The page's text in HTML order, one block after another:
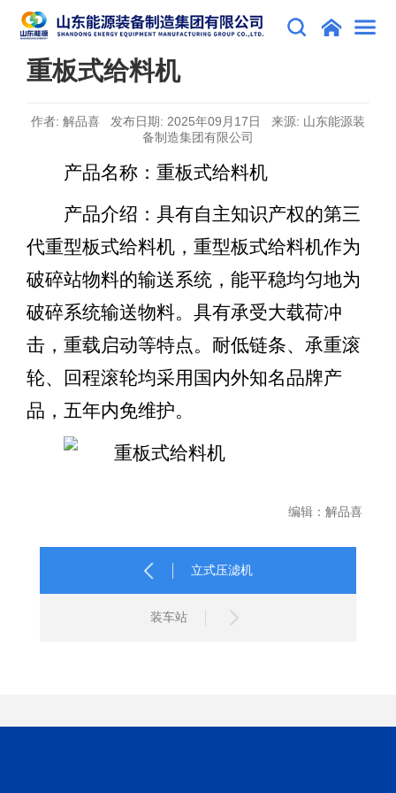
重板式给料机
作者: 解品喜 发布日期: 2025年09月17日 来源: 山东能源装
备制造集团有限公司
产品名称：重板式给料机
产品介绍：具有自主知识产权的第三
代重型板式给料机，重型板式给料机作为
破碎站物料的输送系统，能平稳均匀地为
破碎系统输送物料。具有承受大载荷冲
击，重载启动等特点。 耐低链条、承重滚
轮、回程滚轮均采用国内外知名品牌产
品 ， 五年内免维护。
编辑：解品喜
立式压滤机
装车站